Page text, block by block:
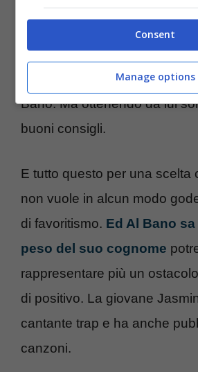
facendo ricorso alle sue sole
Jasmine si è data alla
della musica, seguendo le
Bano. Ma ottenendo da lui
buoni consigli.
E tutto questo per una scelta
non vuole in alcun modo
di favoritismo. Ed Al Bano
peso del suo cognome
rappresentare più un
di positivo. La giovane
cantante trap e ha anche
canzoni.
Consent
Manage options